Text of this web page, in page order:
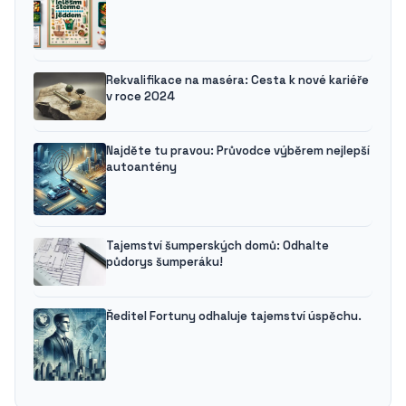
Rekvalifikace na maséra: Cesta k nové kariéře
v roce 2024
Najděte tu pravou: Průvodce výběrem nejlepší
autoantény
Tajemství šumperských domů: Odhalte
půdorys šumperáku!
Ředitel Fortuny odhaluje tajemství úspěchu.